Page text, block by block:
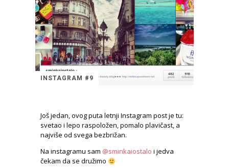
INSTAGRAM #9
Još jedan, ovog puta letnji Instagram post je tu:
svetao i lepo raspoložen, pomalo plavičast, a
najviše od svega bezbrižan.
Na instagramu sam @sminkaiostalo i jedva
čekam da se družimo